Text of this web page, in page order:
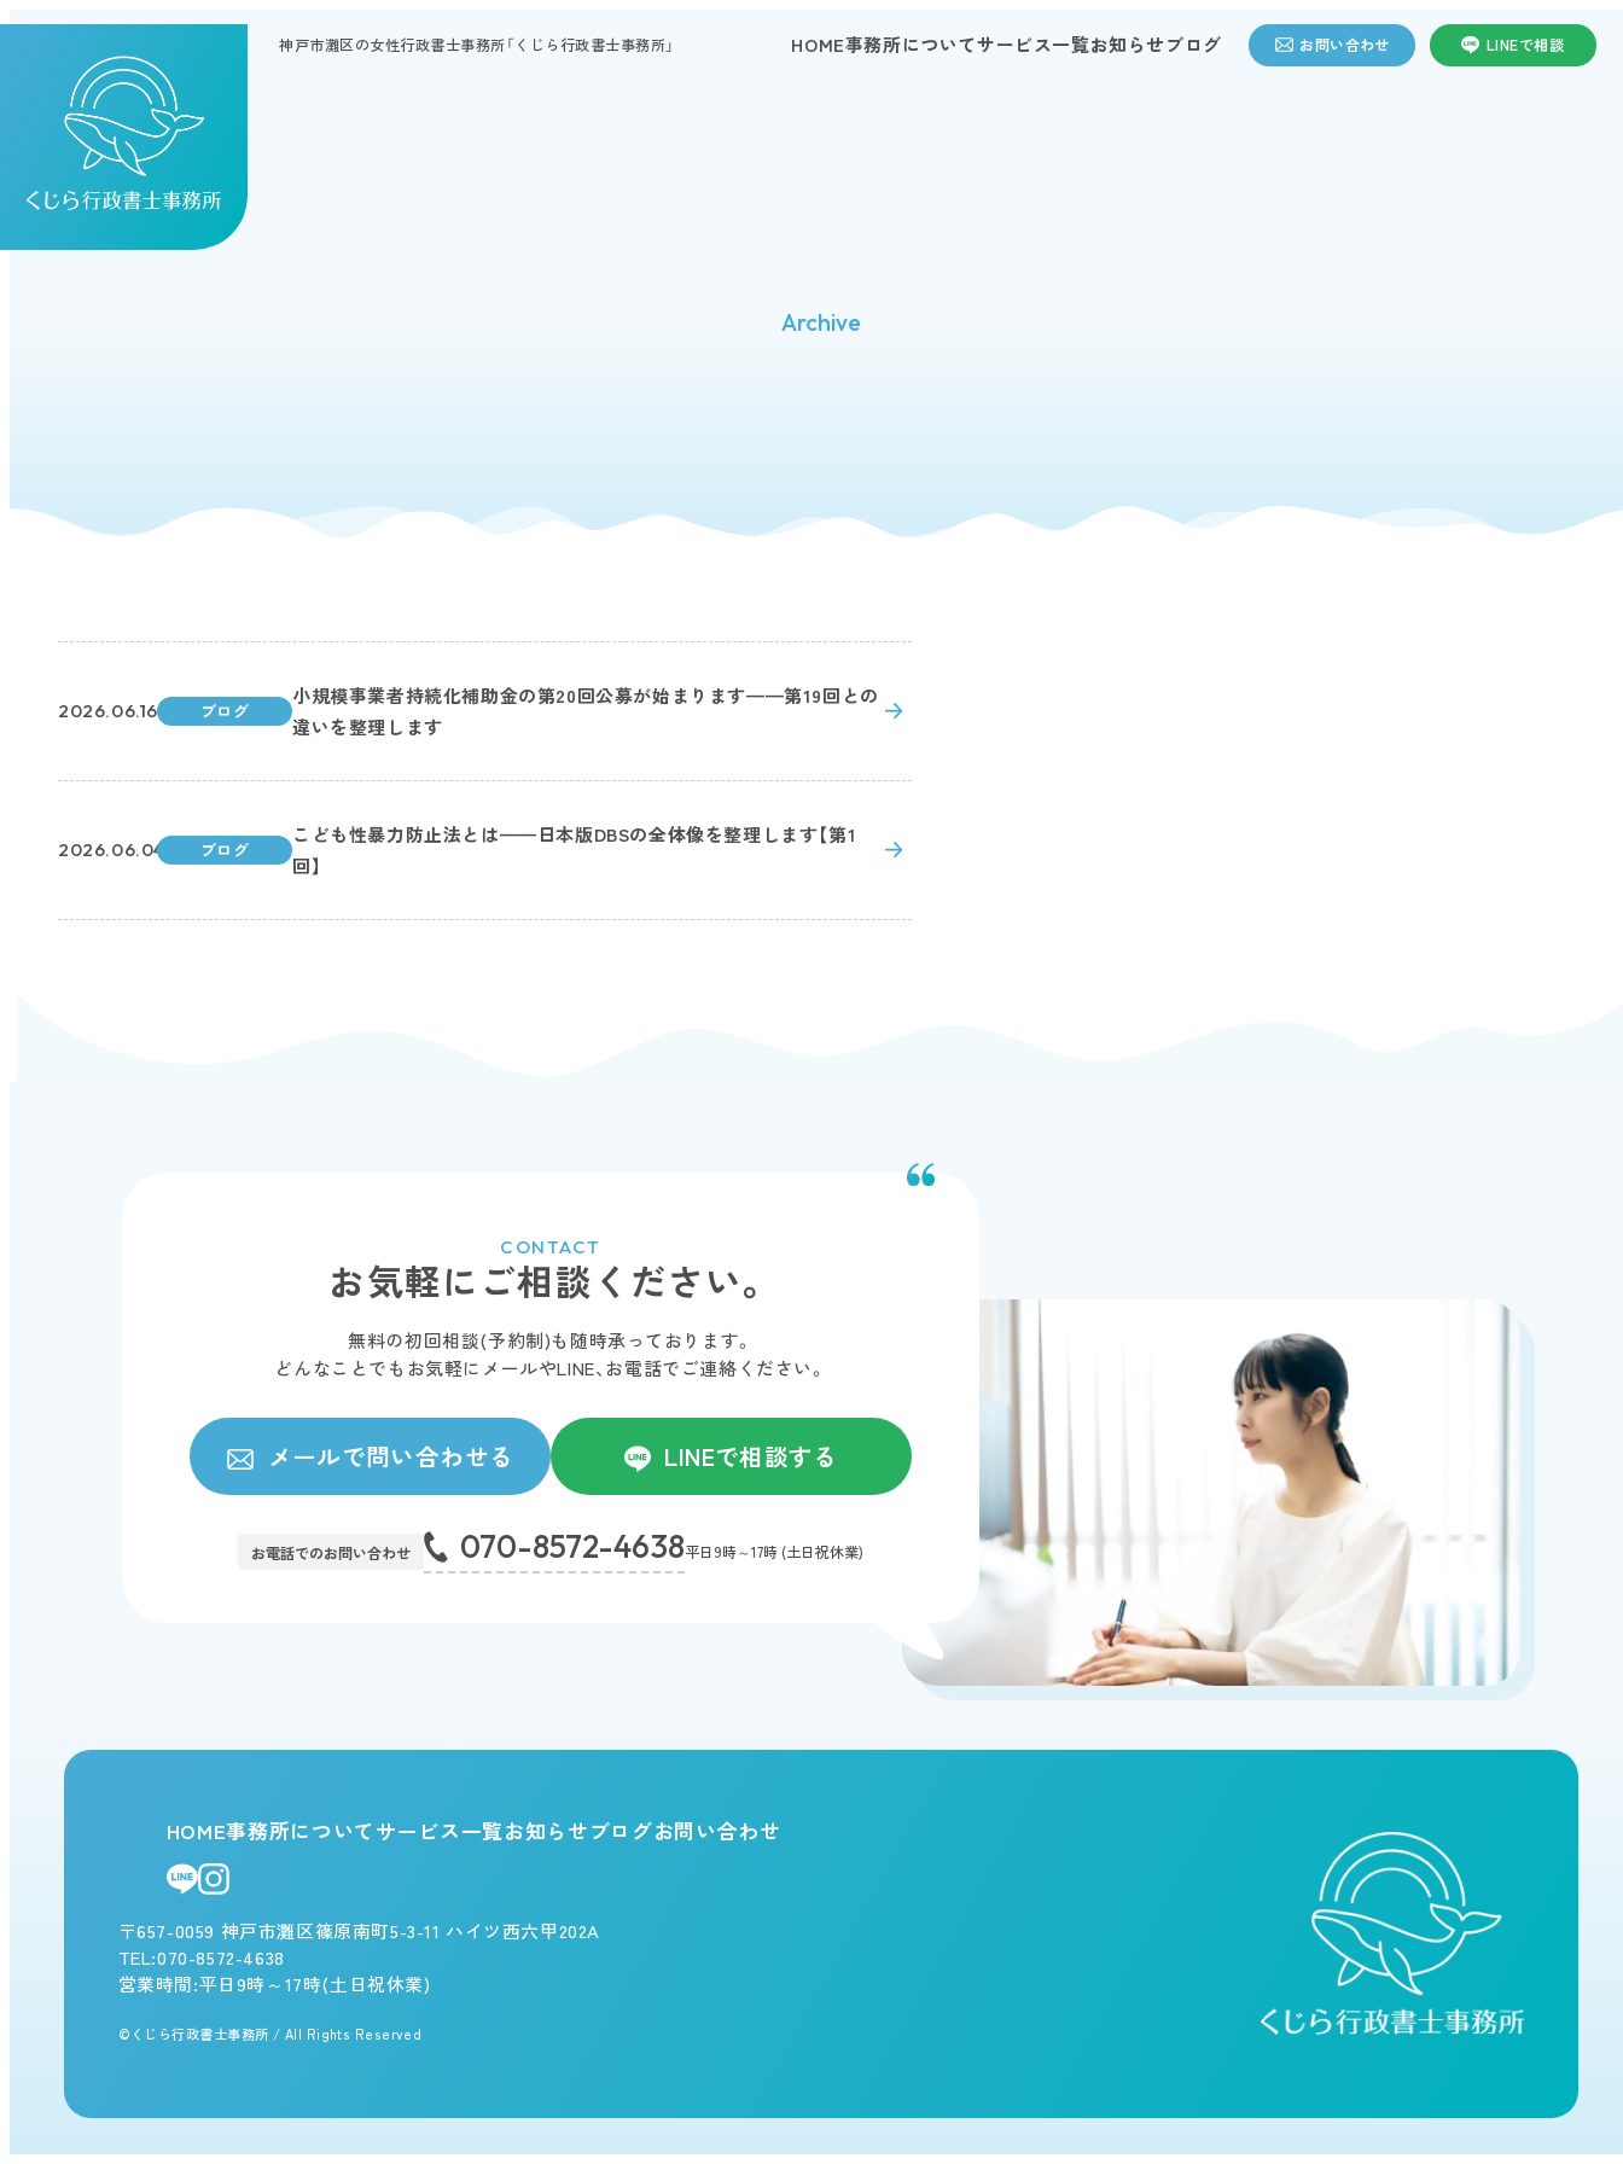
神戸市灘区の女性行政書士事務所「くじら行政書士事務所」 HOME事務所についてサービス一覧お知らせブログ お問い合わせ LINEで相談
Archive
2026.06.16 ブログ
小規模事業者持続化補助金の第20回公募が始まります——第19回との
違いを整理します
2026.06.04 ブログ
こども性暴力防止法とは——日本版DBSの全体像を整理します【第1
回】
CONTACT
お気軽にご相談ください。
無料の初回相談(予約制)も随時承っております。
どんなことでもお気軽にメールやLINE、 お電話でご連絡ください。
メールで問い合わせる LINEで相談する
お電話でのお問い合わせ 070-8572-4638平日9時～17時 (土日祝休業)
HOME事務所についてサービス一覧お知らせブログお問い合わせ
〒657-0059 神戸市灘区篠原南町5-3-11 ハイツ西六甲202A
TEL:070-8572-4638
営業時間:平日9時～17時(土日祝休業)
©くじら行政書士事務所 / All Rights Reserved